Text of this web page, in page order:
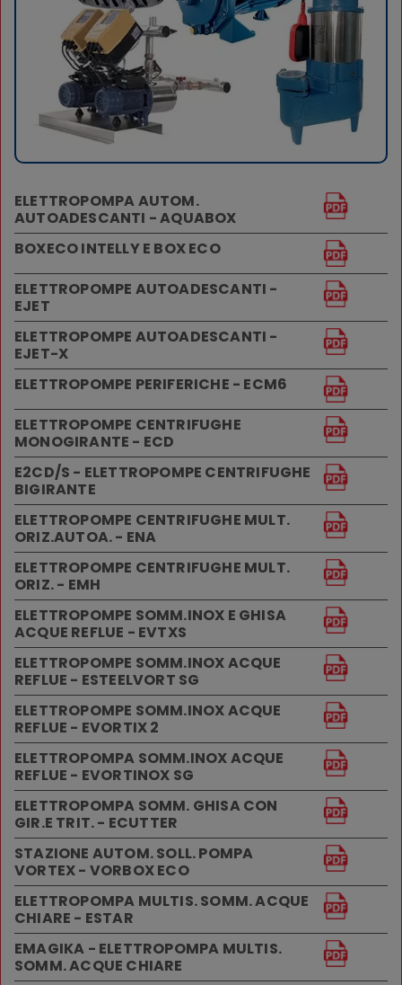
ELETTROPOMPA AUTOM.
AUTOADESCANTI - AQUABOX
BOXECO INTELLY E BOX ECO
ELETTROPOMPE AUTOADESCANTI -
EJET
ELETTROPOMPE AUTOADESCANTI -
EJET-X
ELETTROPOMPE PERIFERICHE - ECM6
ELETTROPOMPE CENTRIFUGHE
MONOGIRANTE - ECD
E2CD/S - ELETTROPOMPE CENTRIFUGHE
BIGIRANTE
ELETTROPOMPE CENTRIFUGHE MULT.
ORIZ.AUTOA. - ENA
ELETTROPOMPE CENTRIFUGHE MULT.
ORIZ. - EMH
ELETTROPOMPE SOMM.INOX E GHISA
ACQUE REFLUE - EVTXS
ELETTROPOMPE SOMM.INOX ACQUE
REFLUE - ESTEELVORT SG
ELETTROPOMPE SOMM.INOX ACQUE
REFLUE - EVORTIX 2
ELETTROPOMPA SOMM.INOX ACQUE
REFLUE - EVORTINOX SG
ELETTROPOMPA SOMM. GHISA CON
GIR.E TRIT. - ECUTTER
STAZIONE AUTOM. SOLL. POMPA
VORTEX - VORBOX ECO
ELETTROPOMPA MULTIS. SOMM. ACQUE
CHIARE - ESTAR
EMAGIKA - ELETTROPOMPA MULTIS.
SOMM. ACQUE CHIARE